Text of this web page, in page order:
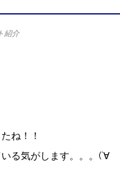
紹介
ね！！
る気がします。。。(´∀